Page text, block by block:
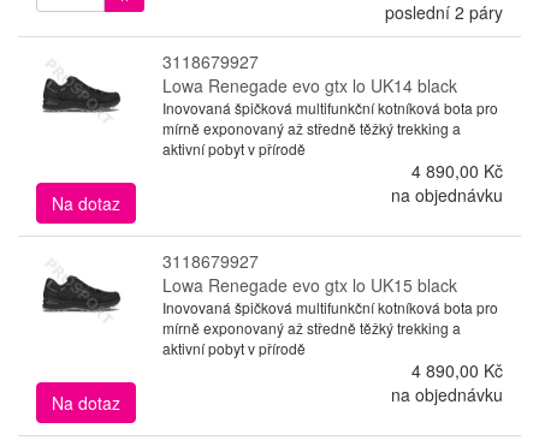
poslední 2 páry
3118679927
Lowa Renegade evo gtx lo UK14 black
Inovovaná špičková multifunkční kotníková bota pro
mírně exponovaný až středně těžký trekking a
aktivní pobyt v přírodě
4 890,00 Kč
Na dotaz
na objednávku
3118679927
Lowa Renegade evo gtx lo UK15 black
Inovovaná špičková multifunkční kotníková bota pro
mírně exponovaný až středně těžký trekking a
aktivní pobyt v přírodě
4 890,00 Kč
Na dotaz
na objednávku